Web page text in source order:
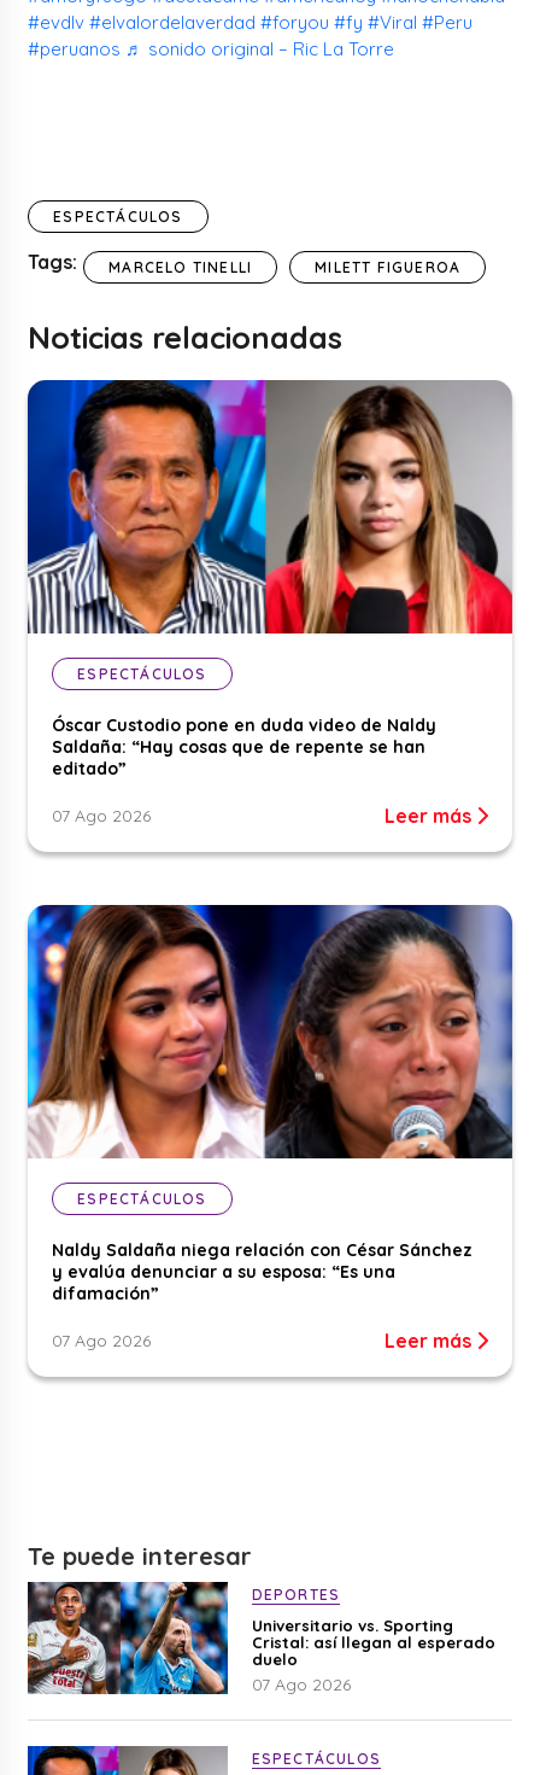
#evdlv #elvalordelaverdad #foryou #fy #Viral #Peru
#peruanos ♬ sonido original – Ric La Torre
ESPECTÁCULOS
Tags: MARCELO TINELLI MILETT FIGUEROA
Noticias relacionadas
ESPECTÁCULOS
Óscar Custodio pone en duda video de Naldy
Saldaña: “Hay cosas que de repente se han
editado”
07 Ago 2026 Leer más
ESPECTÁCULOS
Naldy Saldaña niega relación con César Sánchez
y evalúa denunciar a su esposa: “Es una
difamación”
07 Ago 2026 Leer más
Te puede interesar
DEPORTES
Universitario vs. Sporting
Cristal: así llegan al esperado
duelo
07 Ago 2026
ESPECTÁCULOS